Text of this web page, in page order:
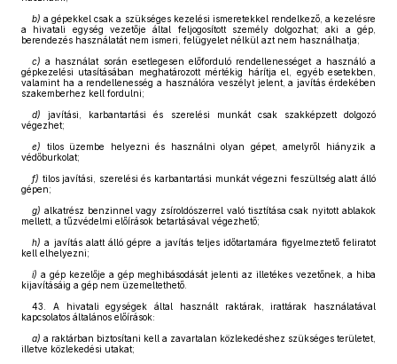
b) a gépekkel csak a szükséges kezelési ismeretekkel rendelkező, a kezelésre
a hivatali egység vezetője által feljogosított személy dolgozhat; aki a gép,
berendezés használatát nem ismeri, felügyelet nélkül azt nem használhatja;
c) a használat során esetlegesen előforduló rendellenességet a használó a
gépkezelési utasításában meghatározott mértékig hárítja el, egyéb esetekben,
valamint ha a rendellenesség a használóra veszélyt jelent, a javítás érdekében
szakemberhez kell fordulni;
d) javítási, karbantartási és szerelési munkát csak szakképzett dolgozó
végezhet;
e) tilos üzembe helyezni és használni olyan gépet, amelyről hiányzik a
védőburkolat;
f) tilos javítási, szerelési és karbantartási munkát végezni feszültség alatt álló
gépen;
g) alkatrész benzinnel vagy zsíroldószerrel való tisztítása csak nyitott ablakok
mellett, a tűzvédelmi előírások betartásával végezhető;
h) a javítás alatt álló gépre a javítás teljes időtartamára figyelmeztető feliratot
kell elhelyezni;
i) a gép kezelője a gép meghibásodását jelenti az illetékes vezetőnek, a hiba
kijavításáig a gép nem üzemeltethető.
43. A hivatali egységek által használt raktárak, irattárak használatával
kapcsolatos általános előírások:
a) a raktárban biztosítani kell a zavartalan közlekedéshez szükséges területet,
illetve közlekedési utakat;